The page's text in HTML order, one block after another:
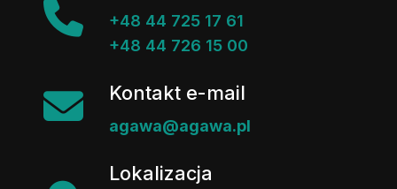
+48 44 725 17 61
+48 44 726 15 00
Kontakt e-mail
agawa@agawa.pl
Lokalizacja